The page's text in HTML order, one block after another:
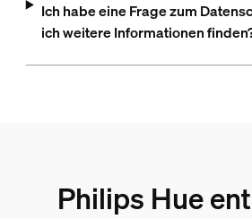
Ich habe eine Frage zum
ich weitere Informationen
Philips Hue